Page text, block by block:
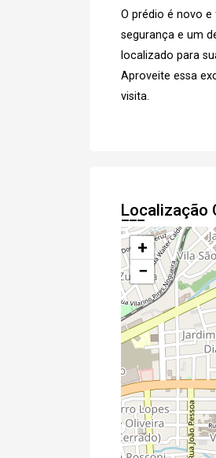
O prédio é novo
segurança e um
localizado para
Aproveite essa
visita.
Localização
+
−
Termos
e